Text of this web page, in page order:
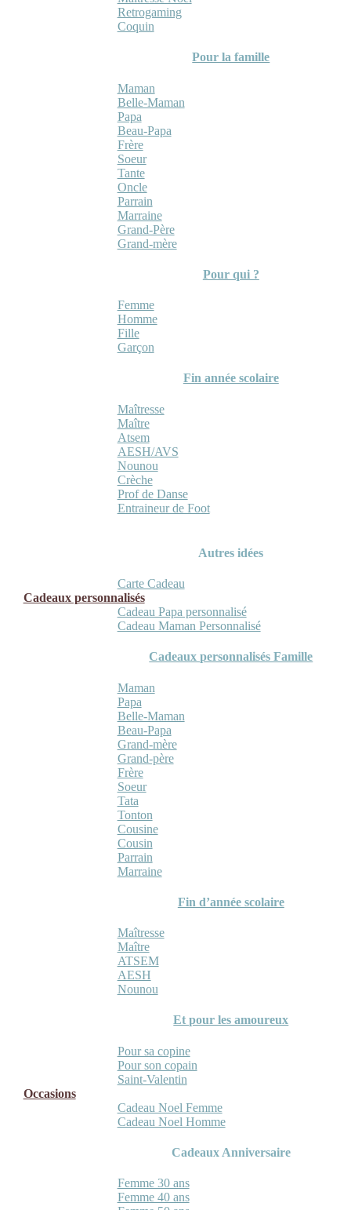
Retrogaming
Coquin
Pour la famille
Maman
Belle-Maman
Papa
Beau-Papa
Frère
Soeur
Tante
Oncle
Parrain
Marraine
Grand-Père
Grand-mère
Pour qui ?
Femme
Homme
Fille
Garçon
Fin année scolaire
Maîtresse
Maître
Atsem
AESH/AVS
Nounou
Crèche
Prof de Danse
Entraineur de Foot
Autres idées
Carte Cadeau
Cadeaux personnalisés
Cadeau Papa personnalisé
Cadeau Maman Personnalisé
Cadeaux personnalisés Famille
Maman
Papa
Belle-Maman
Beau-Papa
Grand-mère
Grand-père
Frère
Soeur
Tata
Tonton
Cousine
Cousin
Parrain
Marraine
Fin d’année scolaire
Maîtresse
Maître
ATSEM
AESH
Nounou
Et pour les amoureux
Pour sa copine
Pour son copain
Saint-Valentin
Occasions
Cadeau Noel Femme
Cadeau Noel Homme
Cadeaux Anniversaire
Femme 30 ans
Femme 40 ans